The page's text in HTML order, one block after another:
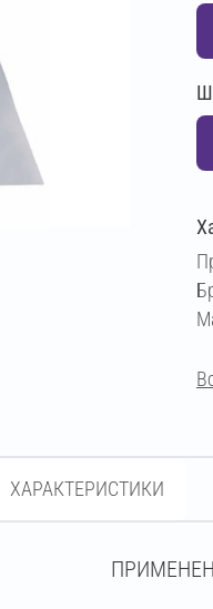
ХАРАКТЕРИСТИКИ